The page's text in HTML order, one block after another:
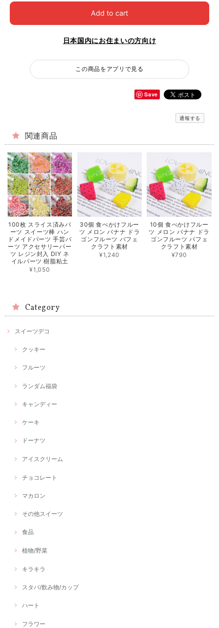
Add to cart
日本国内にお住まいの方向け
この商品をアプリで見る
Save
通報する
関連商品
100枚 スライス済みパ
ーツ スイーツ棒 ハン
ドメイドパーツ 手芸パ
ーツ アクセサリーパー
ツ レジン封入 DIY ネ
イルパーツ 樹脂粘土
¥1,050
30個 食べかけフルー
ツ メロン バナナ ドラ
ゴンフルーツ パフェ
クラフト素材
¥1,240
10個 食べかけフルー
ツ メロン バナナ ドラ
ゴンフルーツ パフェ
クラフト素材
¥790
Category
スイーツデコ
クッキー
フルーツ
ランダム福袋
キャンディー
ケーキ
ドーナツ
アイスクリーム
チョコレート
マカロン
その他スイーツ
食品
植物/野菜
キラキラ
スタバ/飲み物/カップ
ハート
フラワー